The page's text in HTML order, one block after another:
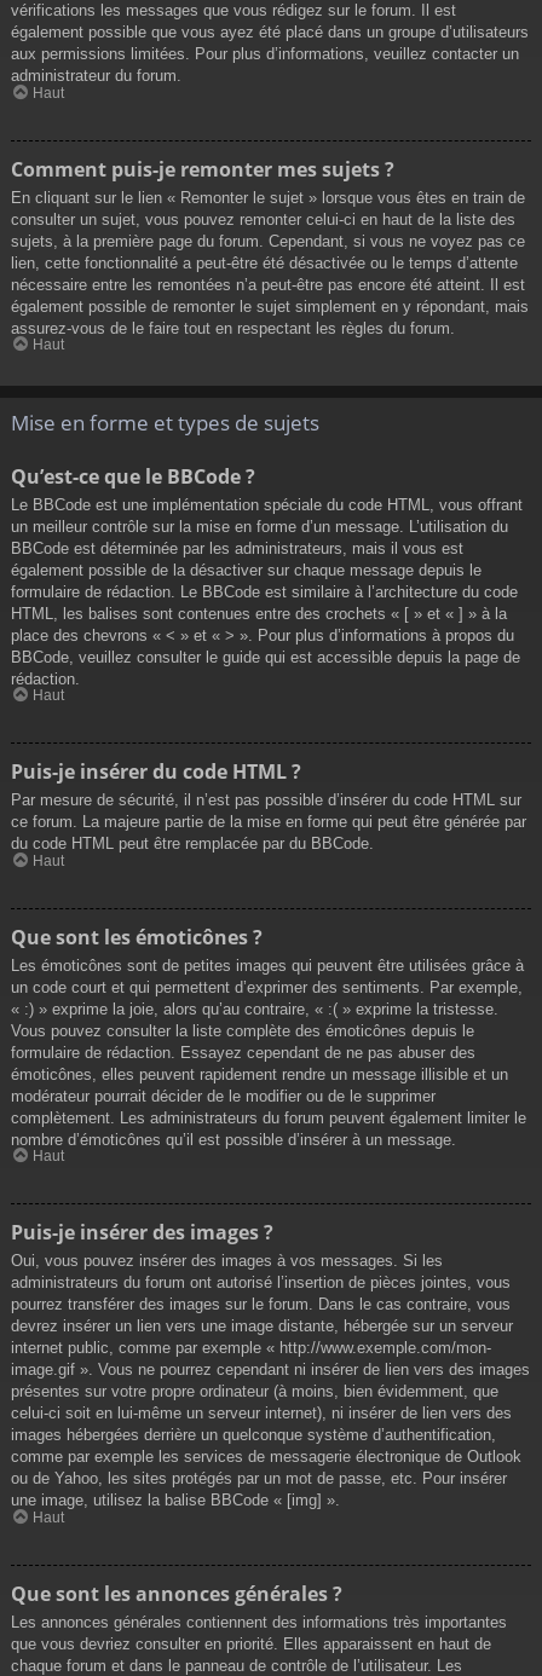
vérifications les messages que vous rédigez sur le forum. Il est
également possible que vous ayez été placé dans un groupe d’utilisateurs
aux permissions limitées. Pour plus d’informations, veuillez contacter un
administrateur du forum.
Haut
Comment puis-je remonter mes sujets ?
En cliquant sur le lien « Remonter le sujet » lorsque vous êtes en train de
consulter un sujet, vous pouvez remonter celui-ci en haut de la liste des
sujets, à la première page du forum. Cependant, si vous ne voyez pas ce
lien, cette fonctionnalité a peut-être été désactivée ou le temps d’attente
nécessaire entre les remontées n’a peut-être pas encore été atteint. Il est
également possible de remonter le sujet simplement en y répondant, mais
assurez-vous de le faire tout en respectant les règles du forum.
Haut
Mise en forme et types de sujets
Qu’est-ce que le BBCode ?
Le BBCode est une implémentation spéciale du code HTML, vous offrant
un meilleur contrôle sur la mise en forme d’un message. L’utilisation du
BBCode est déterminée par les administrateurs, mais il vous est
également possible de la désactiver sur chaque message depuis le
formulaire de rédaction. Le BBCode est similaire à l’architecture du code
HTML, les balises sont contenues entre des crochets « [ » et « ] » à la
place des chevrons « < » et « > ». Pour plus d’informations à propos du
BBCode, veuillez consulter le guide qui est accessible depuis la page de
rédaction.
Haut
Puis-je insérer du code HTML ?
Par mesure de sécurité, il n’est pas possible d’insérer du code HTML sur
ce forum. La majeure partie de la mise en forme qui peut être générée par
du code HTML peut être remplacée par du BBCode.
Haut
Que sont les émoticônes ?
Les émoticônes sont de petites images qui peuvent être utilisées grâce à
un code court et qui permettent d’exprimer des sentiments. Par exemple,
« :) » exprime la joie, alors qu’au contraire, « :( » exprime la tristesse.
Vous pouvez consulter la liste complète des émoticônes depuis le
formulaire de rédaction. Essayez cependant de ne pas abuser des
émoticônes, elles peuvent rapidement rendre un message illisible et un
modérateur pourrait décider de le modifier ou de le supprimer
complètement. Les administrateurs du forum peuvent également limiter le
nombre d’émoticônes qu’il est possible d’insérer à un message.
Haut
Puis-je insérer des images ?
Oui, vous pouvez insérer des images à vos messages. Si les
administrateurs du forum ont autorisé l’insertion de pièces jointes, vous
pourrez transférer des images sur le forum. Dans le cas contraire, vous
devrez insérer un lien vers une image distante, hébergée sur un serveur
internet public, comme par exemple « http://www.exemple.com/mon-
image.gif ». Vous ne pourrez cependant ni insérer de lien vers des images
présentes sur votre propre ordinateur (à moins, bien évidemment, que
celui-ci soit en lui-même un serveur internet), ni insérer de lien vers des
images hébergées derrière un quelconque système d’authentification,
comme par exemple les services de messagerie électronique de Outlook
ou de Yahoo, les sites protégés par un mot de passe, etc. Pour insérer
une image, utilisez la balise BBCode « [img] ».
Haut
Que sont les annonces générales ?
Les annonces générales contiennent des informations très importantes
que vous devriez consulter en priorité. Elles apparaissent en haut de
chaque forum et dans le panneau de contrôle de l’utilisateur. Les